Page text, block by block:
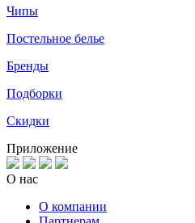
Чипы
Постельное белье
Бренды
Подборки
Скидки
Приложение
О нас
О компании